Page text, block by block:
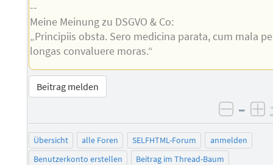
--
Meine Meinung zu DSGVO & Co:
„Principiis obsta. Sero medicina parata, cum mala
longas convaluere moras.“
Beitrag melden
–
Übersicht alle Foren SELFHTML-Forum
anmelden
Benutzerkonto erstellen
Beitrag im Thread-Baum